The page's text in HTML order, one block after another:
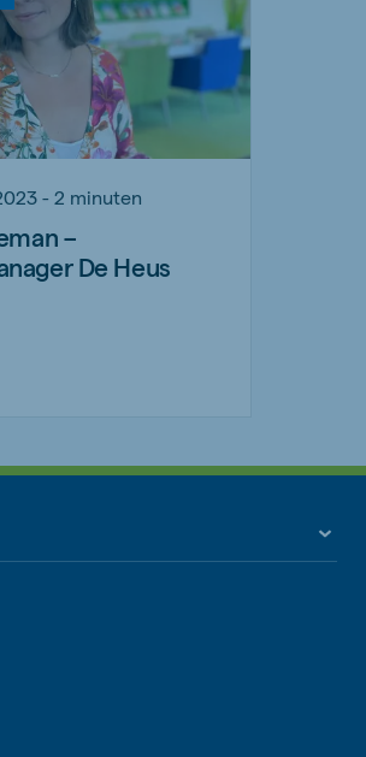
- 2 minuten
–
De Heus